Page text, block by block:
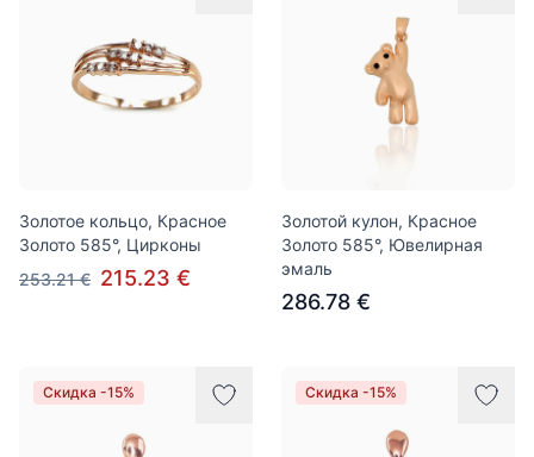
Золотое кольцо, Красное
Золото 585°, Цирконы
253.21 € 215.23 €
Золотой кулон, Красное
Золото 585°, Ювелирная
эмаль
286.78 €
Скидка -15% Скидка -15%